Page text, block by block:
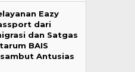
Eazy
dari
dan Satgas
BAIS
Antusias